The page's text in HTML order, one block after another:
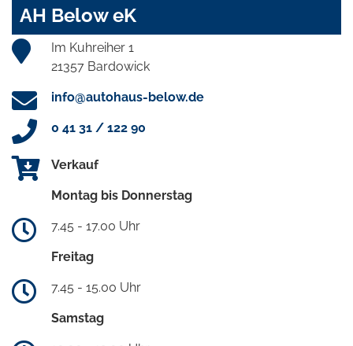
AH Below eK
Im Kuhreiher 1
21357 Bardowick
info@autohaus-below.de
0 41 31 / 122 90
Verkauf
Montag bis Donnerstag
7.45 - 17.00 Uhr
Freitag
7.45 - 15.00 Uhr
Samstag